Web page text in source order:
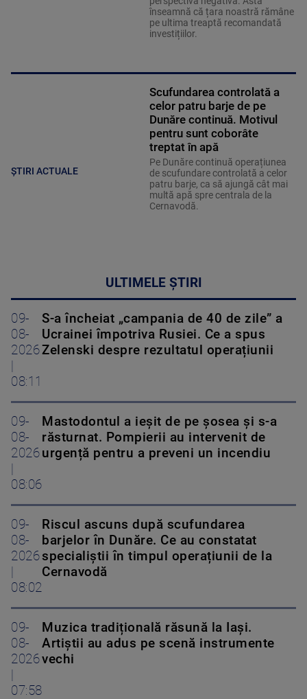
înseamnă că țara noastră rămâne
pe ultima treaptă recomandată
investițiilor.
ȘTIRI ACTUALE
Scufundarea controlată a
celor patru barje de pe
Dunăre continuă. Motivul
pentru sunt coborâte
treptat în apă
Pe Dunăre continuă operațiunea
de scufundare controlată a celor
patru barje, ca să ajungă cât mai
multă apă spre centrala de la
Cernavodă.
ULTIMELE ȘTIRI
09-
08-
2026
|
08:11
S-a încheiat „campania de 40 de zile” a
Ucrainei împotriva Rusiei. Ce a spus
Zelenski despre rezultatul operațiunii
09-
08-
2026
|
08:06
Mastodontul a ieșit de pe șosea și s-a
răsturnat. Pompierii au intervenit de
urgență pentru a preveni un incendiu
09-
08-
2026
|
08:02
Riscul ascuns după scufundarea
barjelor în Dunăre. Ce au constatat
specialiștii în timpul operațiunii de la
Cernavodă
09-
08-
2026
|
07:58
Muzica tradițională răsună la Iași.
Artiștii au adus pe scenă instrumente
vechi